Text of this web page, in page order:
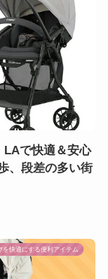
LAで快適＆安心
、段差の多い街
を快適にする便利アイテム